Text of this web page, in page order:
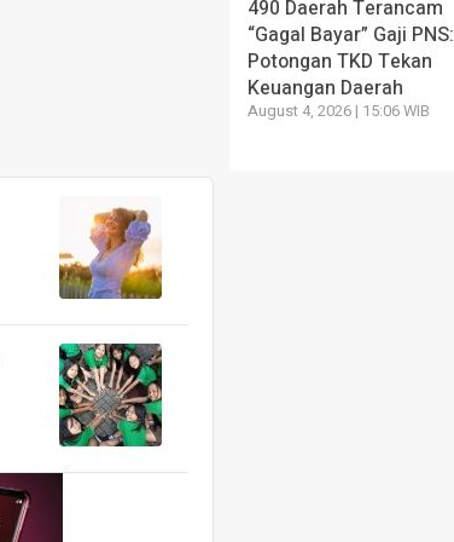
490 Daerah Terancam
“Gagal Bayar” Gaji PNS:
Potongan TKD Tekan
Keuangan Daerah
August 4, 2026 | 15:06 WIB